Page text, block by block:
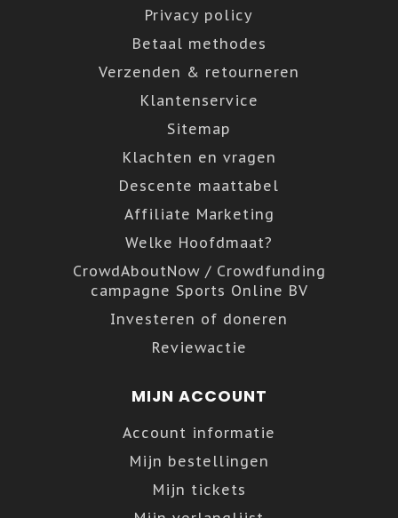
Privacy policy
Betaal methodes
Verzenden & retourneren
Klantenservice
Sitemap
Klachten en vragen
Descente maattabel
Affiliate Marketing
Welke Hoofdmaat?
CrowdAboutNow / Crowdfunding
campagne Sports Online BV
Investeren of doneren
Reviewactie
MIJN ACCOUNT
Account informatie
Mijn bestellingen
Mijn tickets